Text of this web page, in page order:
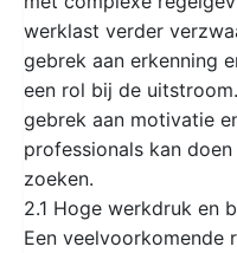
werklast verder
gebrek aan erkenning
een rol bij de
gebrek aan motivatie
professionals kan
zoeken.
2.1 Hoge werkdruk en
Een veelvoorkomende